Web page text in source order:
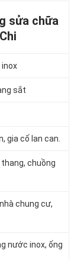
sửa chữa
inox
sắt
gia cố lan can.
chuồng
chung cư,
nước inox, ống